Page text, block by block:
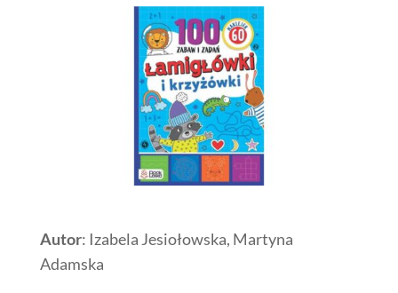
Autor: Izabela Jesiołowska, Martyna
Adamska